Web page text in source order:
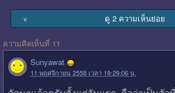
∨ ดู 2 ความเห็นย่อย
ความคิดเห็นที่ 11
Sunyawat
11 พฤศจิกายน 2558 เวลา 19:29:06 น.